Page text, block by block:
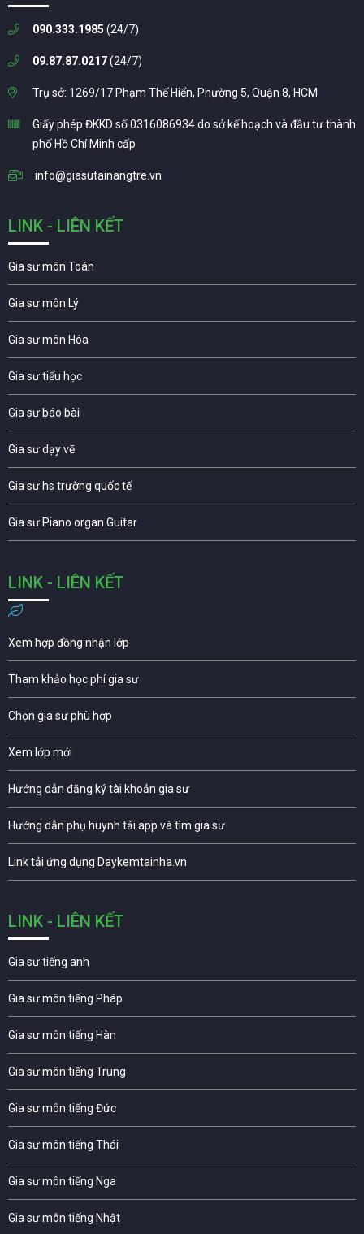
090.333.1985 (24/7)
09.87.87.0217(24/7)
Trụ sở: 1269/17 Phạm Thế Hiển, Phường 5, Quận 8, HCM
Giấy phép ĐKKD số 0316086934 do sở kế hoạch và đầu tư thành
phố Hồ Chí Minh cấp
info@giasutainangtre.vn
LINK - LIÊN KẾT
Gia sư môn Toán
Gia sư môn Lý
Gia sư môn Hóa
Gia sư tiểu học
Gia sư báo bài
Gia sư dạy vẽ
Gia sư hs trường quốc tế
Gia sư Piano organ Guitar
LINK - LIÊN KẾT
Xem hợp đồng nhận lớp
Tham khảo học phí gia sư
Chọn gia sư phù hợp
Xem lớp mới
Hướng dẫn đăng ký tài khoản gia sư
Hướng dẫn phụ huynh tải app và tìm gia sư
Link tải ứng dụng Daykemtainha.vn
LINK - LIÊN KẾT
Gia sư tiếng anh
Gia sư môn tiếng Pháp
Gia sư môn tiếng Hàn
Gia sư môn tiếng Trung
Gia sư môn tiếng Đức
Gia sư môn tiếng Thái
Gia sư môn tiếng Nga
Gia sư môn tiếng Nhật